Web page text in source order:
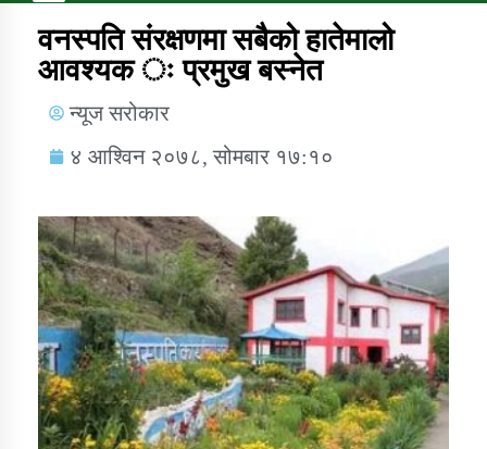
Trending Now
कुषि बिकास कार्यालय जुम्ला सुचना सन्देश
डिभिजन कार्यालय जुम्लाको सुचना सन्देश
कर्णाली प्रविधि शिक्षालय जुम्लाको सुचना
वनस्पति संरक्षणमा सबैको हातेमालो
आवश्यक ः प्रमुख बस्नेत
न्यूज सरोकार
४ आश्विन २०७८, सोमबार १७:१०